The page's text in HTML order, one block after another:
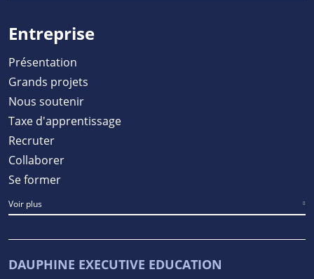
Entreprise
Présentation
Grands projets
Nous soutenir
Taxe d'apprentissage
Recruter
Collaborer
Se former
Voir plus
DAUPHINE EXECUTIVE EDUCATION